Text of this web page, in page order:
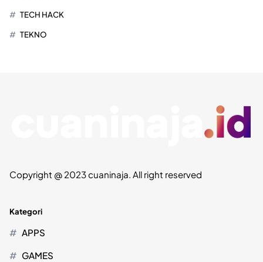
TECH HACK
TEKNO
Copyright @ 2023 cuaninaja. All right reserved
Kategori
APPS
GAMES